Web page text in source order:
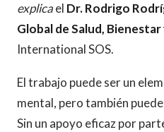
explicael Dr. Rodrigo
Global de Salud,
International SOS.
El trabajo puede ser un
mental, pero también
Sin un apoyo eficaz por